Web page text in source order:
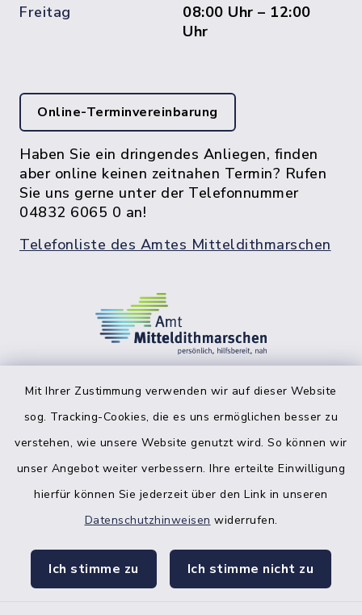
Mit Ihrer Zustimmung verwenden wir auf dieser Website
sog. Tracking-Cookies, die es uns ermöglichen besser zu
verstehen, wie unsere Website genutzt wird. So können wir
unser Angebot weiter verbessern. Ihre erteilte Einwilligung
hierfür können Sie jederzeit über den Link in unseren
Datenschutzhinweisen widerrufen.
Ich stimme zu Ich stimme nicht zu
Freitag
08:00 Uhr – 12:00
Uhr
Online-Terminvereinbarung
Haben Sie ein dringendes Anliegen, finden
aber online keinen zeitnahen Termin? Rufen
Sie uns gerne unter der Telefonnummer
04832 6065 0 an!
Telefonliste des Amtes Mitteldithmarschen
facebook
Bankverbindung der Amtskasse
Kontakt